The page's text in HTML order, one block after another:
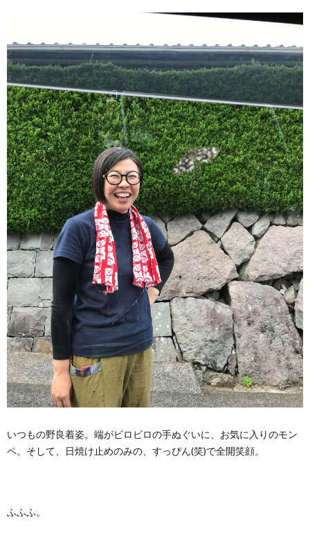
いつもの野良着姿。端がビロビロの手ぬぐいに、お気に入りのモン
ペ。そして、日焼け止めのみの、すっぴん(笑)で全開笑顔。
ふふふ。